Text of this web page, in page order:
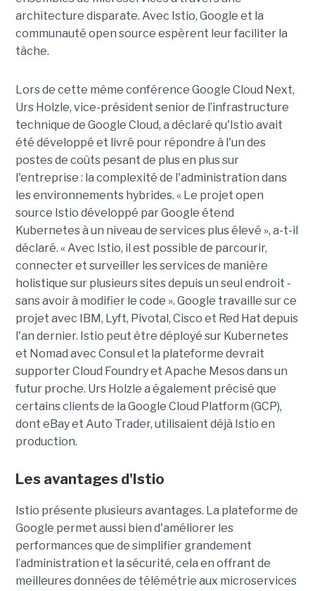
architecture disparate. Avec Istio, Google et la
communauté open source espèrent leur faciliter la
tâche.
Lors de cette même conférence Google Cloud Next,
Urs Holzle, vice-président senior de l’infrastructure
technique de Google Cloud, a déclaré qu'Istio avait
été développé et livré pour répondre à l'un des
postes de coûts pesant de plus en plus sur
l'entreprise : la complexité de l'administration dans
les environnements hybrides. « Le projet open
source Istio développé par Google étend
Kubernetes à un niveau de services plus élevé », a-t-il
déclaré. « Avec Istio, il est possible de parcourir,
connecter et surveiller les services de manière
holistique sur plusieurs sites depuis un seul endroit -
sans avoir à modifier le code ». Google travaille sur ce
projet avec IBM, Lyft, Pivotal, Cisco et Red Hat depuis
l'an dernier. Istio peut être déployé sur Kubernetes
et Nomad avec Consul et la plateforme devrait
supporter Cloud Foundry et Apache Mesos dans un
futur proche. Urs Holzle a également précisé que
certains clients de la Google Cloud Platform (GCP),
dont eBay et Auto Trader, utilisaient déjà Istio en
production.
Les avantages d'Istio
Istio présente plusieurs avantages. La plateforme de
Google permet aussi bien d'améliorer les
performances que de simplifier grandement
l’administration et la sécurité, cela en offrant de
meilleures données de télémétrie aux microservices